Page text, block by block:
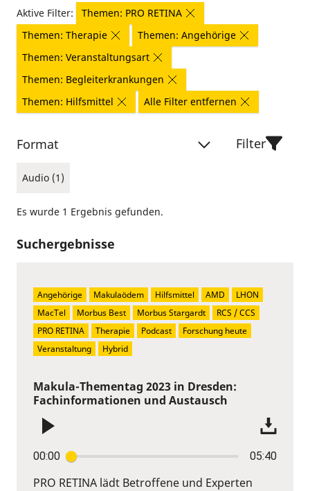
Aktive Filter:
Themen: PRO RETINA
Themen: Therapie
Themen: Angehörige
Themen: Veranstaltungsart
Themen: Begleiterkrankungen
Themen: Hilfsmittel
Alle Filter entfernen
Format
Audio (1)
Filter
Es wurde 1 Ergebnis gefunden.
Suchergebnisse
Makula-Thementag 2023 in Dresden:
Fachinformationen und Austausch
00:00 05:40
PRO RETINA lädt Betroffene und Experten
Angehörige Makulaödem Hilfsmittel AMD
LHON
MacTel
Morbus Best Morbus Stargardt
RCS / CCS
PRO RETINA
Therapie Podcast
Forschung heute
Veranstaltung
Hybrid